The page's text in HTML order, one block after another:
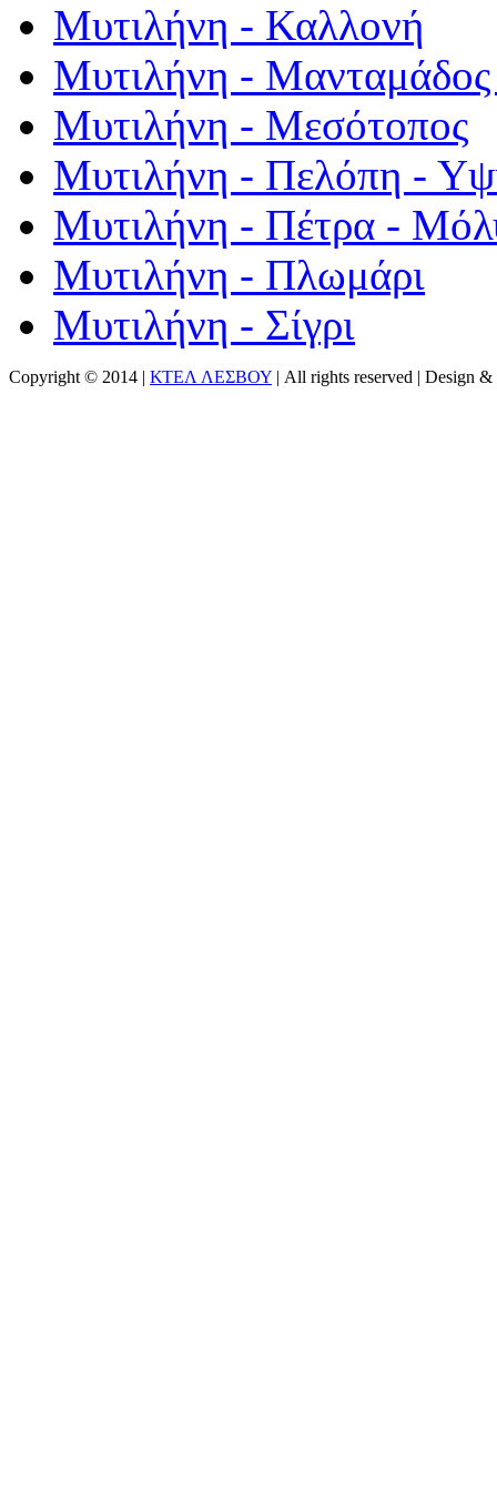
Μυτιλήνη - Καλλονή
Μυτιλήνη - Μανταμάδος
Μυτιλήνη - Μεσότοπος
Μυτιλήνη - Πελόπη -
Μυτιλήνη - Πέτρα -
Μυτιλήνη - Πλωμάρι
Μυτιλήνη - Σίγρι
Copyright © 2014 | ΚΤΕΛ ΛΕΣΒΟΥ | All rights reserved | Design &